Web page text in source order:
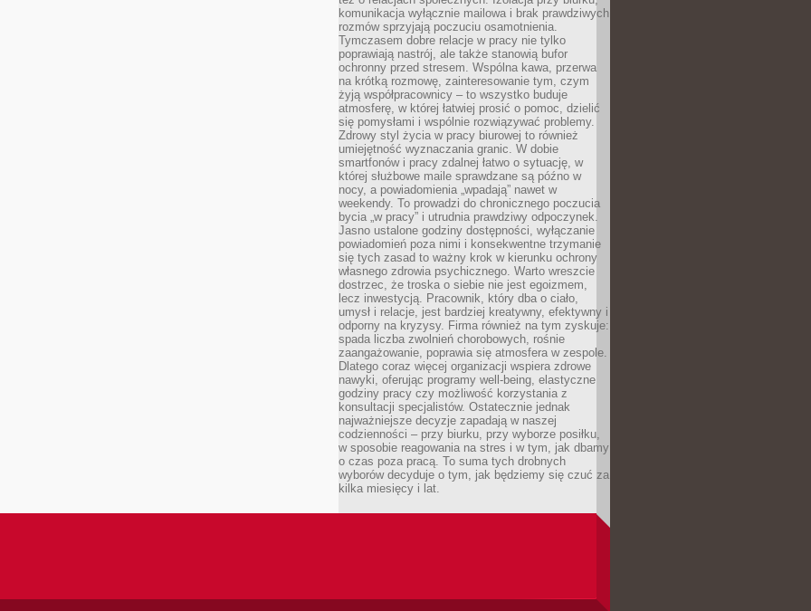
komunikacja wyłącznie mailowa i brak prawdziwych
rozmów sprzyjają poczuciu osamotnienia.
Tymczasem dobre relacje w pracy nie tylko
poprawiają nastrój, ale także stanowią bufor
ochronny przed stresem. Wspólna kawa, przerwa
na krótką rozmowę, zainteresowanie tym, czym
żyją współpracownicy – to wszystko buduje
atmosferę, w której łatwiej prosić o pomoc, dzielić
się pomysłami i wspólnie rozwiązywać problemy.
Zdrowy styl życia w pracy biurowej to również
umiejętność wyznaczania granic. W dobie
smartfonów i pracy zdalnej łatwo o sytuację, w
której służbowe maile sprawdzane są późno w
nocy, a powiadomienia „wpadają” nawet w
weekendy. To prowadzi do chronicznego poczucia
bycia „w pracy” i utrudnia prawdziwy odpoczynek.
Jasno ustalone godziny dostępności, wyłączanie
powiadomień poza nimi i konsekwentne trzymanie
się tych zasad to ważny krok w kierunku ochrony
własnego zdrowia psychicznego. Warto wreszcie
dostrzec, że troska o siebie nie jest egoizmem,
lecz inwestycją. Pracownik, który dba o ciało,
umysł i relacje, jest bardziej kreatywny, efektywny i
odporny na kryzysy. Firma również na tym zyskuje:
spada liczba zwolnień chorobowych, rośnie
zaangażowanie, poprawia się atmosfera w zespole.
Dlatego coraz więcej organizacji wspiera zdrowe
nawyki, oferując programy well-being, elastyczne
godziny pracy czy możliwość korzystania z
konsultacji specjalistów. Ostatecznie jednak
najważniejsze decyzje zapadają w naszej
codzienności – przy biurku, przy wyborze posiłku,
w sposobie reagowania na stres i w tym, jak dbamy
o czas poza pracą. To suma tych drobnych
wyborów decyduje o tym, jak będziemy się czuć za
kilka miesięcy i lat.